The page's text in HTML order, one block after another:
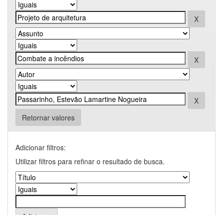
Retornar valores
Adicionar filtros:
Utilizar filtros para refinar o resultado de busca.